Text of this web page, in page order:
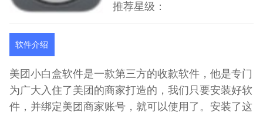
推荐星级：
软件介绍
美团小白盒软件是一款第三方的收款软件，他是专门
为广大入住了美团的商家打造的，我们只要安装好软
件，并绑定美团商家账号，就可以使用了。安装了这